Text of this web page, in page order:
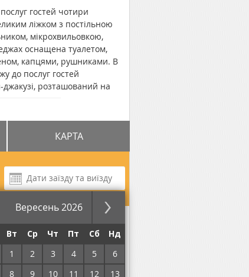
гостей чотири
ліжком з постільною
мікрохвильовкою,
оснащена туалетом,
капцями, рушниками. В
до послуг гостей
розташований на
на нейтральній
котеджного комплексу
до крісельного витягу
КАРТА
Вересень 2026
Вт Ср Чт Пт Сб
Нд
1 2 3 4 5
6
8 9 10 11 12
13
за ніч